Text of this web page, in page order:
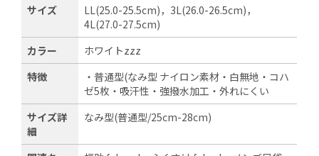
サイズ
LL(25.0-25.5cm)，3L(26.0-26.5cm)，
4L(27.0-27.5cm)
カラー
ホワイトzzz
特徴
・普通型(なみ型 ナイロン素材・白無地・コハ
ゼ5枚・吸汗性・強撥水加工・外れにくい
サイズ詳
細
なみ型(普通型/25cm-28cm)